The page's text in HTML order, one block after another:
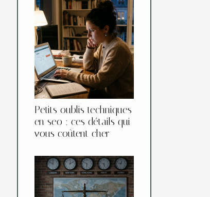
Petits oublis techniques
en seo : ces détails qui
vous coûtent cher